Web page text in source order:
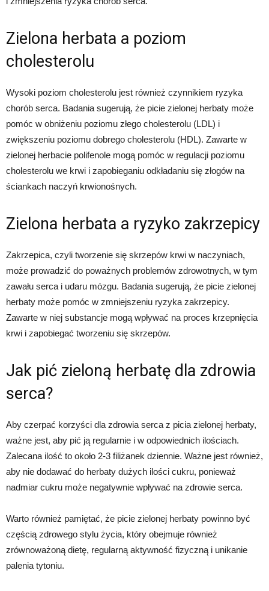
Zielona herbata a poziom
cholesterolu
Wysoki poziom cholesterolu jest również czynnikiem ryzyka
chorób serca. Badania sugerują, że picie zielonej herbaty może
pomóc w obniżeniu poziomu złego cholesterolu (LDL) i
zwiększeniu poziomu dobrego cholesterolu (HDL). Zawarte w
zielonej herbacie polifenole mogą pomóc w regulacji poziomu
cholesterolu we krwi i zapobieganiu odkładaniu się złogów na
ściankach naczyń krwionośnych.
Zielona herbata a ryzyko zakrzepicy
Zakrzepica, czyli tworzenie się skrzepów krwi w naczyniach,
może prowadzić do poważnych problemów zdrowotnych, w tym
zawału serca i udaru mózgu. Badania sugerują, że picie zielonej
herbaty może pomóc w zmniejszeniu ryzyka zakrzepicy.
Zawarte w niej substancje mogą wpływać na proces krzepnięcia
krwi i zapobiegać tworzeniu się skrzepów.
Jak pić zieloną herbatę dla zdrowia
serca?
Aby czerpać korzyści dla zdrowia serca z picia zielonej herbaty,
ważne jest, aby pić ją regularnie i w odpowiednich ilościach.
Zalecana ilość to około 2-3 filiżanek dziennie. Ważne jest również,
aby nie dodawać do herbaty dużych ilości cukru, ponieważ
nadmiar cukru może negatywnie wpływać na zdrowie serca.
Warto również pamiętać, że picie zielonej herbaty powinno być
częścią zdrowego stylu życia, który obejmuje również
zrównoważoną dietę, regularną aktywność fizyczną i unikanie
palenia tytoniu.